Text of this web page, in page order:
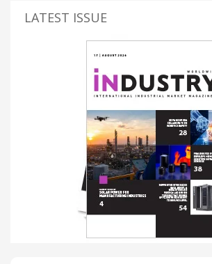
LATEST ISSUE